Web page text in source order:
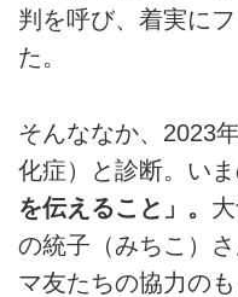
判を呼び、着実に
た。
そんななか、2023
化症）と診断。い
を伝えること」。
の統子（みちこ）
マ友たちの協力の